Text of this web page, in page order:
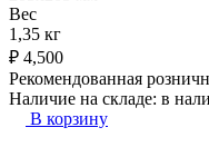
Вес
1,35 кг
₽ 4,500
Рекомендованная
Наличие на складе: в
В корзину